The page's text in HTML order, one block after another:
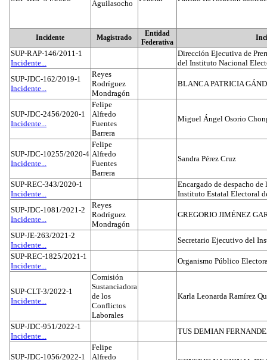
Aguilasocho
Incidente Magistrado
Entidad
Federativa
SUP-RAP-146/2011-1
Incidente...
Dirección Ejecutiva de
del Instituto Nacional
SUP-JDC-162/2019-1
Incidente...
Reyes
Rodríguez
Mondragón
BLANCA PATRICIA
SUP-JDC-2456/2020-1
Incidente...
Felipe
Alfredo
Fuentes
Barrera
Miguel Ángel Osorio
SUP-JDC-10255/2020-4
Incidente...
Felipe
Alfredo
Fuentes
Barrera
Sandra Pérez Cruz
SUP-REC-343/2020-1
Incidente...
Encargado de despacho
Instituto Estatal Electoral
SUP-JDC-1081/2021-2
Incidente...
Reyes
Rodríguez
Mondragón
GREGORIO JIMÉNEZ
SUP-JE-263/2021-2
Incidente...
Secretario Ejecutivo del
SUP-REC-1825/2021-1
Incidente...
Organismo Público
SUP-CLT-3/2022-1
Incidente...
Comisión
Sustanciadora
de los
Conflictos
Laborales
Karla Leonarda Ramírez
SUP-JDC-951/2022-1
Incidente...
TUS DEMIAN
SUP-JDC-1056/2022-1
Felipe
Alfredo